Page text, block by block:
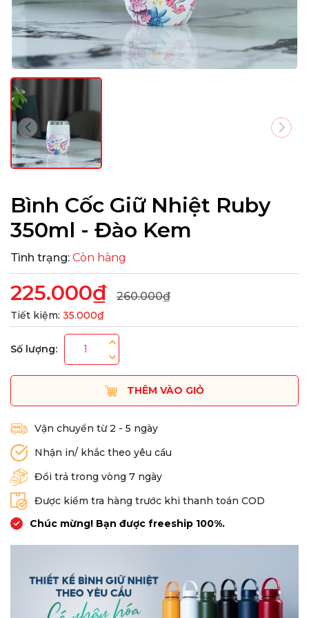
Bình Cốc Giữ Nhiệt Ruby
350ml - Đào Kem
Tình trạng: Còn hàng
225.000₫ 260.000₫
Tiết kiệm: 35.000₫
Số lượng:
THÊM VÀO GIỎ
Vận chuyển từ 2 - 5 ngày
Nhận in/ khắc theo yêu cầu
Đổi trả trong vòng 7 ngày
Được kiểm tra hàng trước khi thanh toán COD
Chúc mừng! Bạn được freeship 100%.